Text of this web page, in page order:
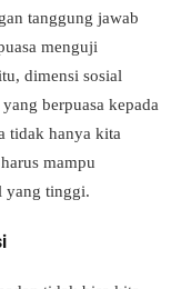
tanggung jawab
menguji
dimensi sosial
berpuasa kepada
tidak hanya kita
mampu
yang tinggi.